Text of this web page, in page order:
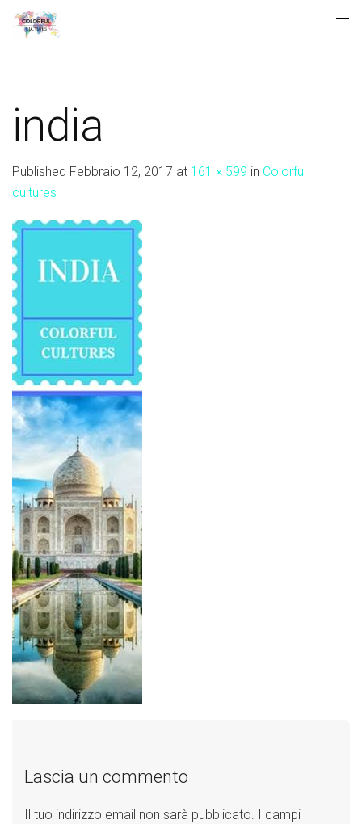
india
Published Febbraio 12, 2017 at 161 × 599 in Colorful
cultures
Lascia un commento
Il tuo indirizzo email non sarà pubblicato.
I campi